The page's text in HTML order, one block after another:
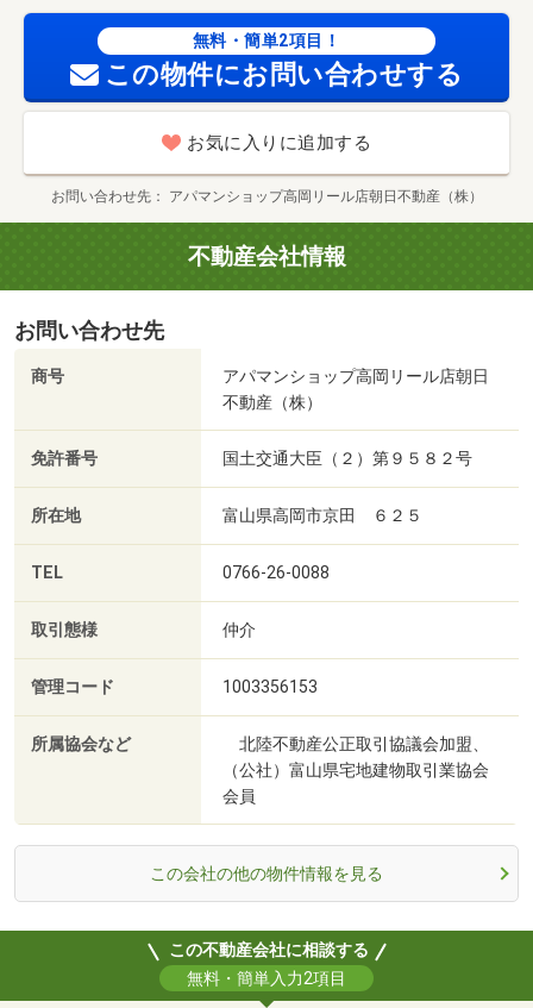
ラッグストア）まで８９８ｍ／Ｖ・ｄｒｕｇ高岡京田店
（ドラッグストア）まで９２０ｍ/賃貸戸数:14戸
無料・簡単2項目！
この物件にお問い合わせする
お気に入りに追加する
お問い合わせ先 アパマンショップ高岡リール店朝日不動産（株）
不動産会社情報
お問い合わせ先
商号
アパマンショップ高岡リール店朝日
不動産（株）
免許番号 国土交通大臣（２）第９５８２号
所在地 富山県高岡市京田 ６２５
TEL 0766-26-0088
取引態様 仲介
管理コード 1003356153
所属協会など
北陸不動産公正取引協議会加盟、
（公社）富山県宅地建物取引業協会
会員
この会社の他の物件情報を見る
この不動産会社に相談する
無料・簡単入力2項目